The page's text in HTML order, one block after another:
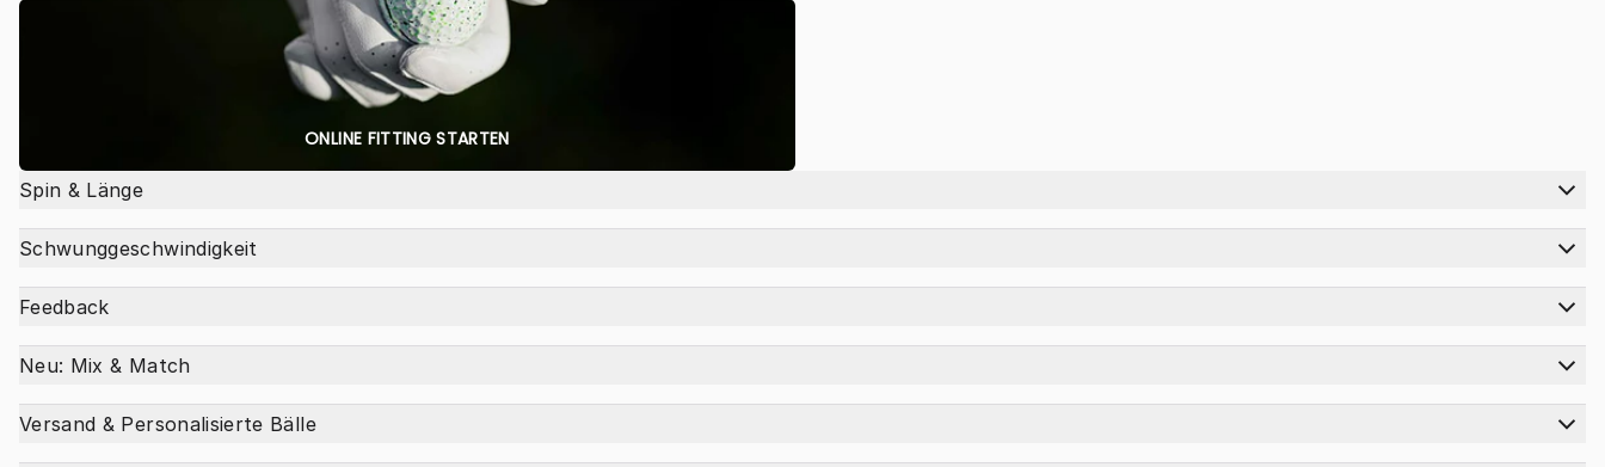
ONLINE FITTING STARTEN
Spin & Länge
Schwunggeschwindigkeit
Feedback
Neu: Mix & Match
Versand & Personalisierte Bälle